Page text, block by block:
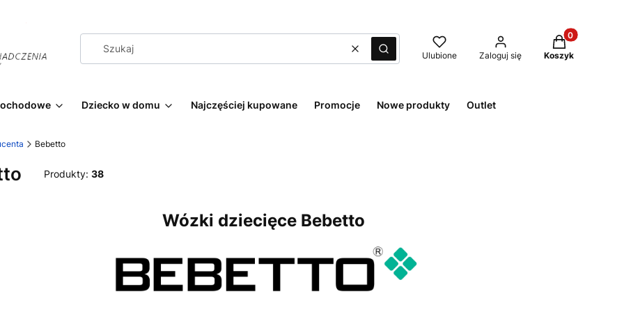
WyczyśćSzukaj Ulubione Zaloguj się
Produkty w
Koszyk
Dziecko w domu Najczęściej kupowane Promocje Nowe produkty Outlet
Bebetto
Produkty: 38
Wózki dziecięce Bebetto